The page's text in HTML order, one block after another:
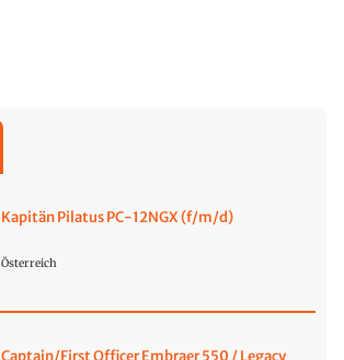
Kapitän Pilatus PC-12NGX (f/m/d)
Österreich
Captain/First Officer Embraer 550 / Legacy